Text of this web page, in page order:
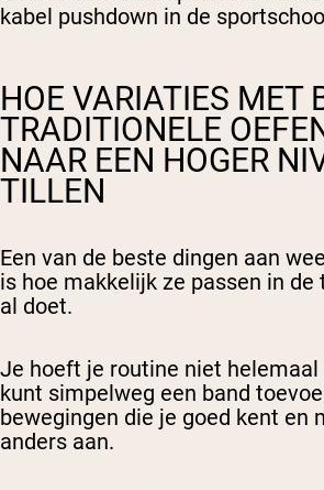
kabel pushdown in de
HOE VARIATIES MET
TRADITIONELE
NAAR EEN HOGER
TILLEN
Een van de beste dingen aan
is hoe makkelijk ze passen in de
al doet.
Je hoeft je routine niet
kunt simpelweg een band
bewegingen die je goed kent en
anders aan.